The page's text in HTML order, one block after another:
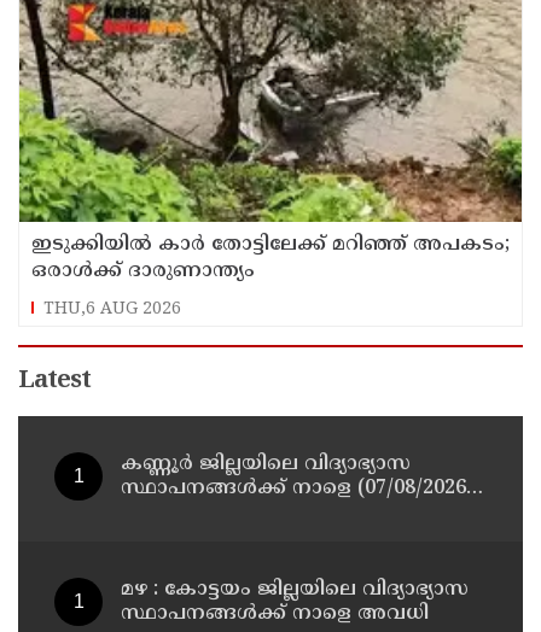
ഇടുക്കിയിൽ കാർ തോട്ടിലേക്ക് മറിഞ്ഞ് അപകടം;
ഒരാൾക്ക് ദാരുണാന്ത്യം
THU,6 AUG 2026
Latest
കണ്ണൂർ ജില്ലയിലെ വിദ്യാഭ്യാസ
സ്ഥാപനങ്ങള്‍ക്ക് നാളെ (07/08/2026),
മഴ : കോട്ടയം ജില്ലയിലെ വിദ്യാഭ്യാസ
സ്ഥാപനങ്ങൾക്ക് നാളെ അവധി